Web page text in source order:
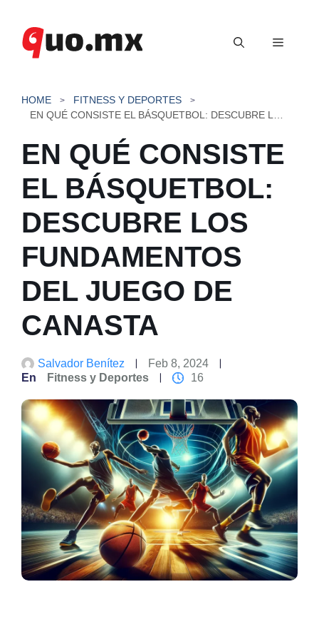
contenido
Menú
HOME
FITNESS Y DEPORTES
EN QUÉ CONSISTE
EL BÁSQUETBOL:
DESCUBRE LOS
FUNDAMENTOS
DEL JUEGO DE
CANASTA
Salvador Benítez
Feb 8, 2024
En
Fitness y Deportes 16